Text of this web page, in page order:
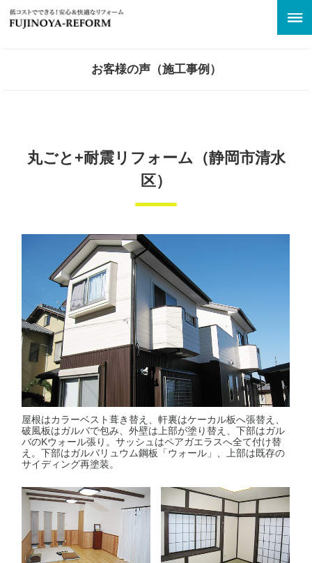
お客様の声（施工事例）
丸ごと+耐震リフォーム（静岡市清水
区）
屋根はカラーベスト葺き替え、軒裏はケーカル板へ張替え、
破風板はガルバで包み、外壁は上部が塗り替え、下部はガル
バのKウォール張り。サッシュはペアガエラスへ全て付け替
え。下部はガルバリュウム鋼板「ウォール」、上部は既存の
サイディング再塗装。